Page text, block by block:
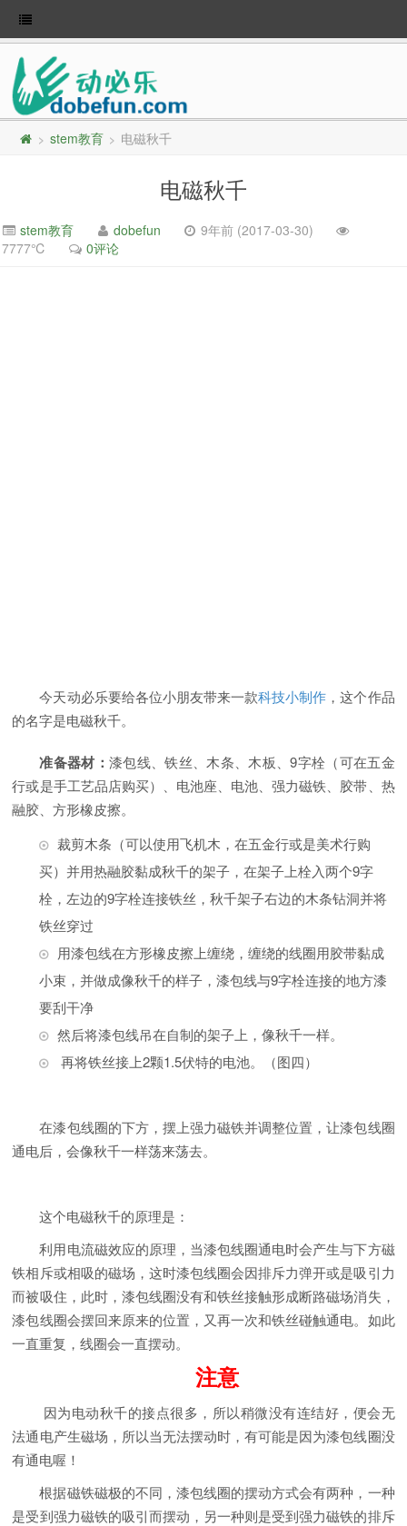
> stem教育 > 电磁秋千
电磁秋千
stem教育 dobefun
9年前 (2017-03-30)
7777℃
0评论
今天动必乐要给各位小朋友带来一款科技小制作 ，这个作品
的名字是电磁秋千。
准备器材：漆包线、铁丝、木条、木板、9字栓（可在五金
行或是手工艺品店购买）、电池座、电池、强力磁铁、胶带、热
融胶、方形橡皮擦。
裁剪木条（可以使用飞机木，在五金行或是美术行购
买）并用热融胶黏成秋千的架子，在架子上栓入两个9字
栓，左边的9字栓连接铁丝，秋千架子右边的木条钻洞并将
铁丝穿过
用漆包线在方形橡皮擦上缠绕，缠绕的线圈用胶带黏成
小束，并做成像秋千的样子，漆包线与9字栓连接的地方漆
要刮干净
然后将漆包线吊在自制的架子上，像秋千一样。
再将铁丝接上2颗1.5伏特的电池。（图四）
在漆包线圈的下方，摆上强力磁铁并调整位置，让漆包线圈
通电后，会像秋千一样荡来荡去。
这个电磁秋千的原理是：
利用电流磁效应的原理，当漆包线圈通电时会产生与下方磁
铁相斥或相吸的磁场，这时漆包线圈会因排斥力弹开或是吸引力
而被吸住，此时，漆包线圈没有和铁丝接触形成断路磁场消失，
漆包线圈会摆回来原来的位置，又再一次和铁丝碰触通电。如此
一直重复，线圈会一直摆动。
注意
因为电动秋千的接点很多，所以稍微没有连结好，便会无
法通电产生磁场，所以当无法摆动时，有可能是因为漆包线圈没
有通电喔！
根据磁铁磁极的不同，漆包线圈的摆动方式会有两种，一种
是受到强力磁铁的吸引而摆动，另一种则是受到强力磁铁的排斥